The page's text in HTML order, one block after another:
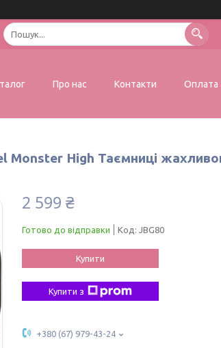
Про нас Контакти Оплата
Monster High Таємниці
2 599 ₴
Готово до відправки Код: JBG80
Купити
Купити з
+380 (67) 979-43-24